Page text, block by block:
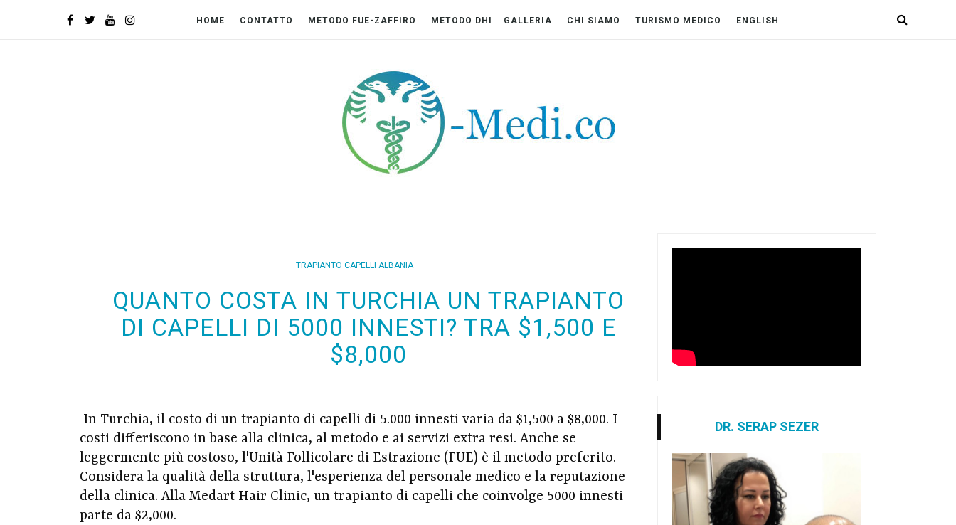
HOME CONTATTO METODO FUE-ZAFFIRO METODO DHI GALLERIA CHI SIAMO TURISMO MEDICO ENGLISH
TRAPIANTO CAPELLI ALBANIA
QUANTO COSTA IN TURCHIA UN TRAPIANTO
DI CAPELLI DI 5000 INNESTI? TRA $1,500 E
$8,000
In Turchia, il costo di un trapianto di capelli di 5.000 innesti varia da $1,500 a $8,000. I
costi differiscono in base alla clinica, al metodo e ai servizi extra resi. Anche se
leggermente più costoso, l'Unità Follicolare di Estrazione (FUE) è il metodo preferito.
Considera la qualità della struttura, l'esperienza del personale medico e la reputazione
della clinica. Alla Medart Hair Clinic, un trapianto di capelli che coinvolge 5000 innesti
parte da $2,000.
DR. SERAP SEZER